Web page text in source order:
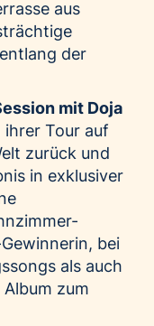
aus
der
mit Doja
Tour auf
zurück und
in exklusiver
bei
als auch
zum